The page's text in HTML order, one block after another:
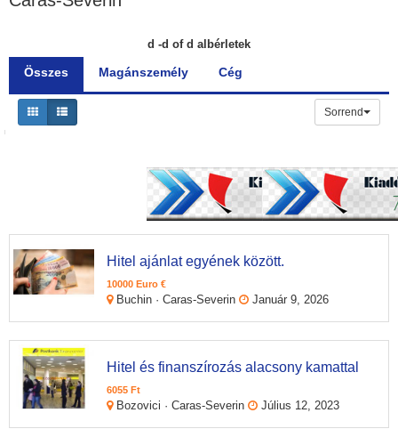
d -d of d albérletek
Összes Magánszemély Cég
Sorrend
Hitel ajánlat egyének között.
10000 Euro €
Buchin · Caras-Severin Január 9, 2026
Hitel és finanszírozás alacsony kamattal
6055 Ft
Bozovici · Caras-Severin Július 12, 2023